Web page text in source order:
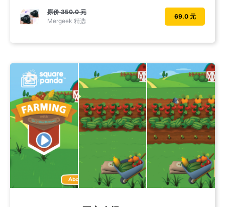
原价350.0 元
Mergeek 精选
69.0 元